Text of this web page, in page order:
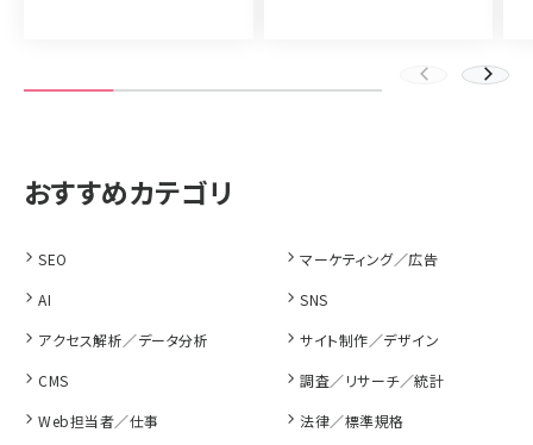
SEO
マーケティング／広告
AI
SNS
アクセス解析／データ分析
サイト制作／デザイン
CMS
調査／リサーチ／統計
Web担当者／仕事
法律／標準規格